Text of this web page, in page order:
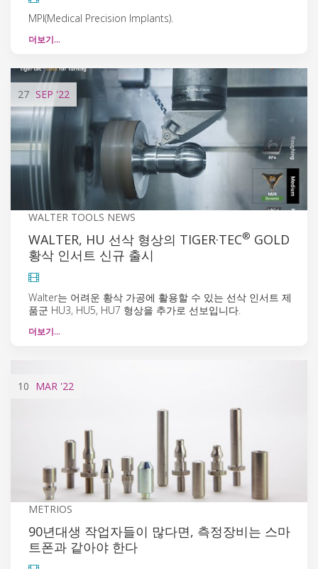
MPI(Medical Precision Implants).
더보기…
27 SEP '22
WALTER TOOLS NEWS
WALTER, HU 선삭 형상의 TIGER·TEC® GOLD
황삭 인서트 신규 출시
Walter는 어려운 황삭 가공에 활용할 수 있는 선삭 인서트 제
품군 HU3, HU5, HU7 형상을 추가로 선보입니다.
더보기…
10 MAR '22
METRIOS
90년대생 작업자들이 많다면, 측정장비는 스마
트폰과 같아야 한다